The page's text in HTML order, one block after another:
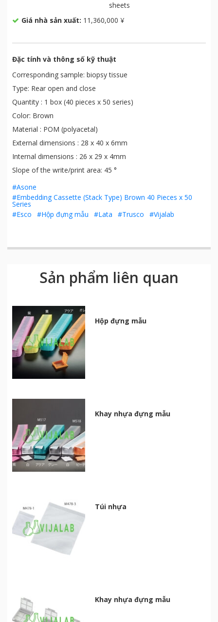
sheets
Giá nhà sản xuất: 11,360,000 ¥
Đặc tính và thông số kỹ thuật
Corresponding sample: biopsy tissue
Type: Rear open and close
Quantity : 1 box (40 pieces x 50 series)
Color: Brown
Material : POM (polyacetal)
External dimensions : 28 x 40 x 6mm
Internal dimensions : 26 x 29 x 4mm
Slope of the write/print area: 45 °
#Asone
#Embedding Cassette (Stack Type) Brown 40 Pieces x 50
Series
#Esco
#Hộp đựng mẫu #Lata #Trusco #Vijalab
Sản phẩm liên quan
Hộp đựng mẫu
Khay nhựa đựng mẫu
Túi nhựa
Khay nhựa đựng mẫu